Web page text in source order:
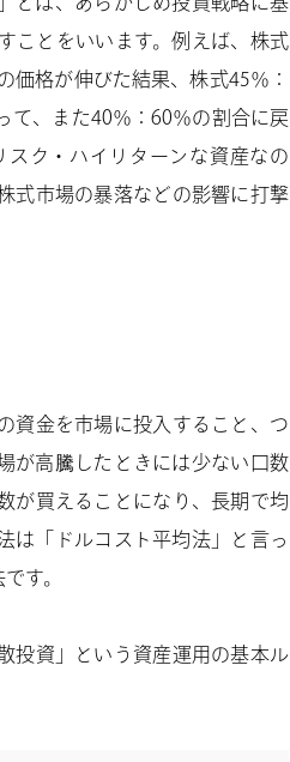
ことをいいます。例えば、株式
価格が伸びた結果、株式45％：
て、また40％：60％の割合に戻
ク・ハイリターンな資産なの
式市場の暴落などの影響に打撃
資金を市場に投入すること、つ
が高騰したときには少ない口数
が買えることになり、長期で均
は「ドルコスト平均法」と言っ
す。
投資」という資産運用の基本ル